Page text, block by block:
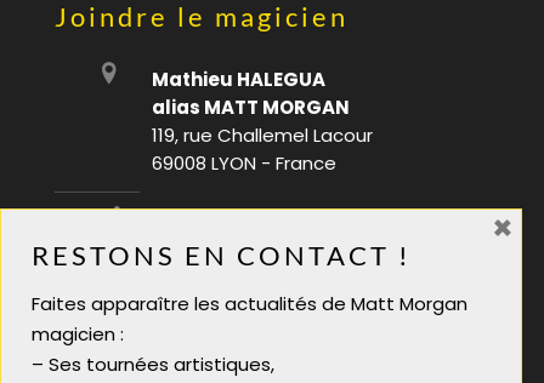
Joindre le magicien
Mathieu HALEGUA
alias MATT MORGAN
119, rue Challemel Lacour
69008 LYON - France
Magicien soirée tarif
Magicien pour soirée
RESTONS EN CONTACT !
Faites apparaître les actualités de Matt Morgan
magicien :
– Ses tournées artistiques,
×